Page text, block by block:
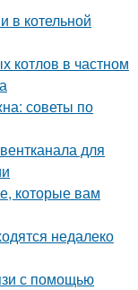
в котельной
котлов в частном
советы по
для
которые вам
недалеко
с помощью